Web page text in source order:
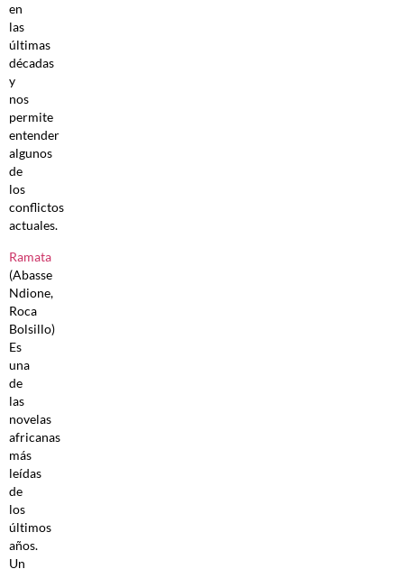
en
las
últimas
décadas
y
nos
permite
entender
algunos
de
los
conflictos
actuales.
Ramata
(Abasse
Ndione,
Roca
Bolsillo)
Es
una
de
las
novelas
africanas
más
leídas
de
los
últimos
años.
Un